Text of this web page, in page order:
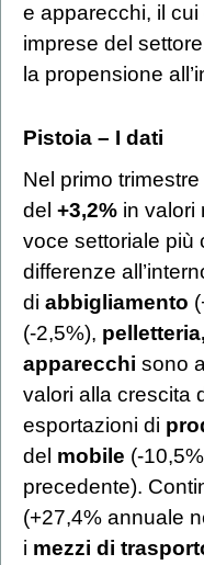
e apparecchi, il
imprese del
la propensione
Pistoia – I dati
Nel primo
del +3,2% in valori
voce settoriale più
differenze
di abbigliamento
(-2,5%),
apparecchi sono
valori alla crescita
esportazioni di
del mobile (-
precedente).
(+27,4% annuale
i mezzi di